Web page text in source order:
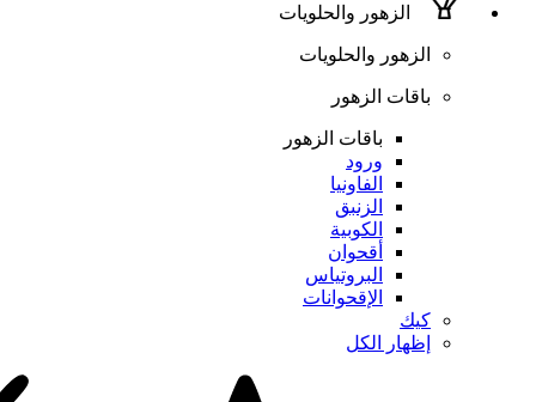
الزهور والحلويات
الزهور والحلويات
باقات الزهور
باقات الزهور
ورود
الفاونيا
الزنبق
الكوبية
أقحوان
البروتياس
الإقحوانات
كيك
إظهار الكل